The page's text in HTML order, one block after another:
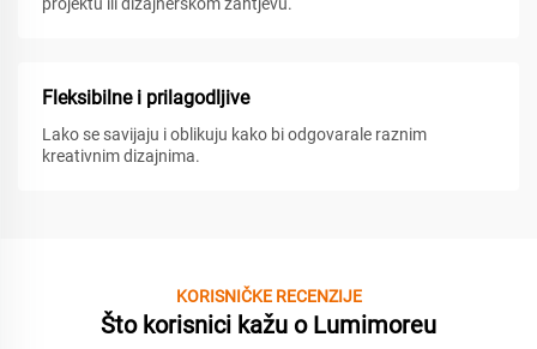
Fleksibilne i prilagodljive
Lako se savijaju i oblikuju kako bi odgovarale raznim
kreativnim dizajnima.
KORISNIČKE RECENZIJE
Što korisnici kažu o Lumimoreu